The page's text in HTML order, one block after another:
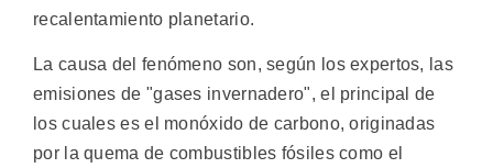
recalentamiento planetario.
La causa del fenómeno son, según los expertos, las
emisiones de "gases invernadero", el principal de
los cuales es el monóxido de carbono, originadas
por la quema de combustibles fósiles como el